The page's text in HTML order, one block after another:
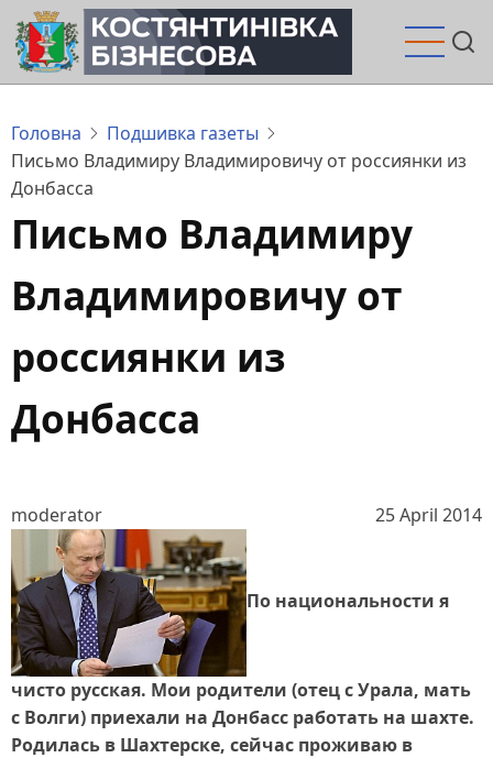
Перейти
до
основного
Головна
Подшивка газеты
Письмо Владимиру Владимировичу от россиянки из
Донбасса
Письмо Владимиру
Владимировичу от
россиянки из
Донбасса
moderator 25 April 2014
По национальности я
чисто русская. Мои родители (отец с Урала, мать
с Волги) приехали на Донбасс работать на шахте.
Родилась в Шахтерске, сейчас проживаю в